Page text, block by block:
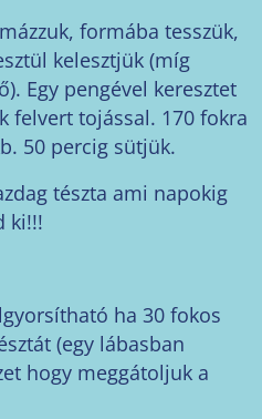
formába tesszük,
kelesztjük (míg
Egy pengével keresztet
felvert tojással. 170 fokra
50 percig sütjük.
tészta ami napokig
ki!!!
ha 30 fokos
(egy lábasban
hogy meggátoljuk a